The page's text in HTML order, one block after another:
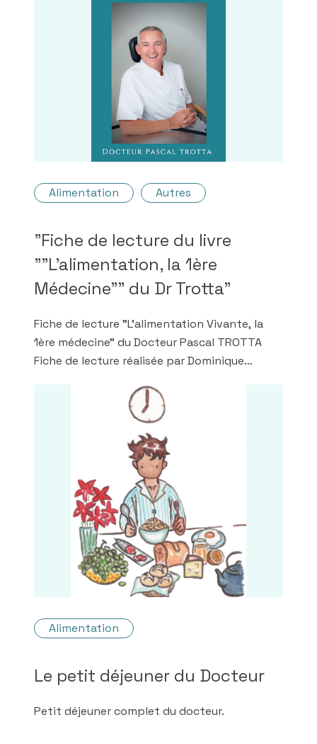
Alimentation Autres
"Fiche de lecture du livre
""L'alimentation, la 1ère
Médecine"" du Dr Trotta"
Fiche de lecture "L’alimentation Vivante, la
1ère médecine" du Docteur Pascal TROTTA
Fiche de lecture réalisée par Dominique
Alimentation
Le petit déjeuner du Docteur
Petit déjeuner complet du docteur.